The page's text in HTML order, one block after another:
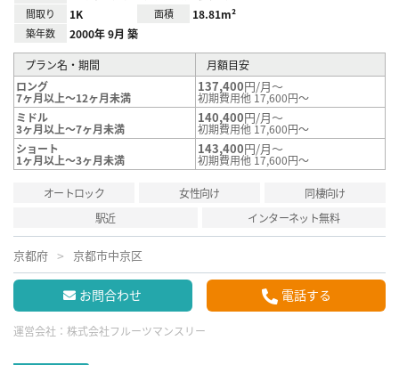
間取り 1K 面積 18.81m²
築年数 2000年 9月 築
プラン名・期間
月額目安
ロング
7ヶ月以上～12ヶ月未満
137,400円/月～
初期費用他 17,600円～
ミドル
3ヶ月以上～7ヶ月未満
140,400円/月～
初期費用他 17,600円～
ショート
1ヶ月以上～3ヶ月未満
143,400円/月～
初期費用他 17,600円～
オートロック 女性向け
同棲向け
駅近
インターネット無料
京都府 京都市中京区
お問合わせ 電話する
運営会社： 株式会社フルーツマンスリー